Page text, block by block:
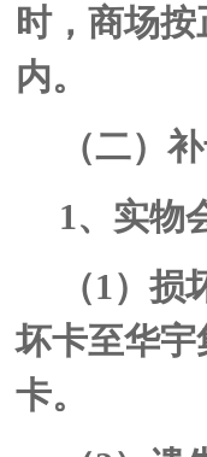
时，商场
内。
（二）
1、实物
（1）损
坏卡至华
卡。